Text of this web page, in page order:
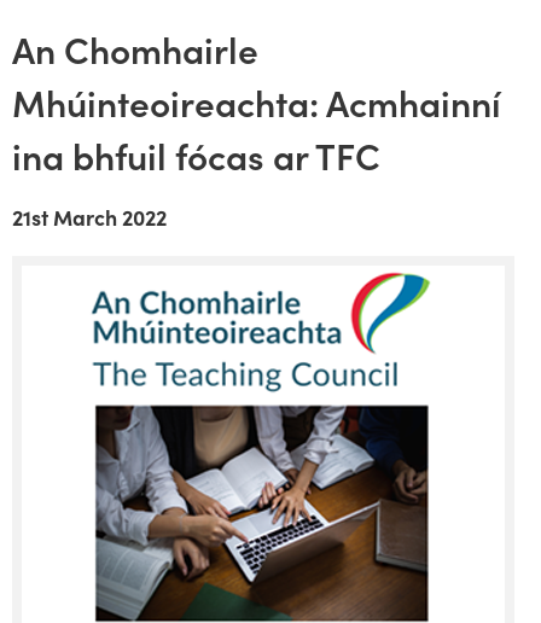
An Chomhairle
Mhúinteoireachta: Acmhainní
ina bhfuil fócas ar TFC
21st March 2022